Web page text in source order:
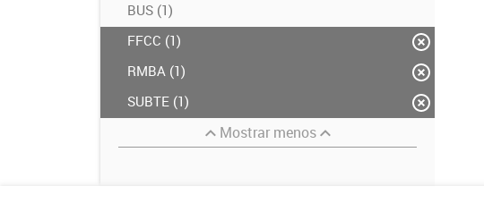
BUS (1)
FFCC (1)
RMBA (1)
SUBTE (1)
Mostrar menos